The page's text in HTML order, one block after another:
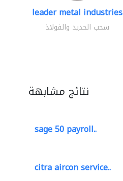
leader metal industries
سحب الحديد والفولاذ
نتائج مشابهة
sage 50 payroll..
citra aircon service..